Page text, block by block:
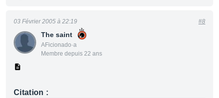
The saint
AFicionado·a
Membre depuis 22 ans
03 Février 2005 à 22:19 #8
Citation :